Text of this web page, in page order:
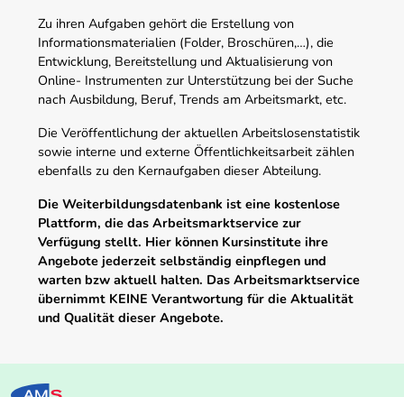
Zu ihren Aufgaben gehört die Erstellung von
Informationsmaterialien (Folder, Broschüren,…), die
Entwicklung, Bereitstellung und Aktualisierung von
Online- Instrumenten zur Unterstützung bei der Suche
nach Ausbildung, Beruf, Trends am Arbeitsmarkt, etc.
Die Veröffentlichung der aktuellen Arbeitslosenstatistik
sowie interne und externe Öffentlichkeitsarbeit zählen
ebenfalls zu den Kernaufgaben dieser Abteilung.
Die Weiterbildungsdatenbank ist eine kostenlose
Plattform, die das Arbeitsmarktservice zur
Verfügung stellt. Hier können Kursinstitute ihre
Angebote jederzeit selbständig einpflegen und
warten bzw aktuell halten. Das Arbeitsmarktservice
übernimmt KEINE Verantwortung für die Aktualität
und Qualität dieser Angebote.